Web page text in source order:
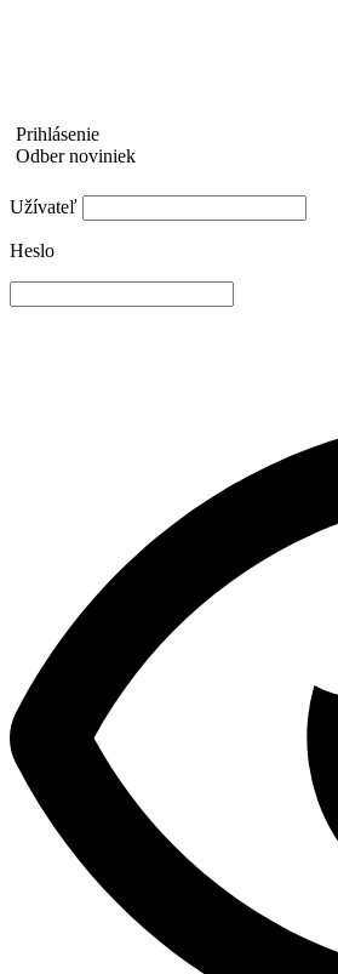
Prihlásenie
Odber noviniek
Užívateľ
Heslo